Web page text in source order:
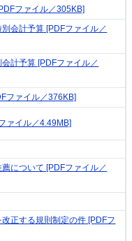
ファイル／305KB]
会計予算 [PDFファイル／
計予算 [PDFファイル／
ファイル／376KB]
ァイル／4.49MB]
について [PDFファイル／
正する規則制定の件 [PDFフ